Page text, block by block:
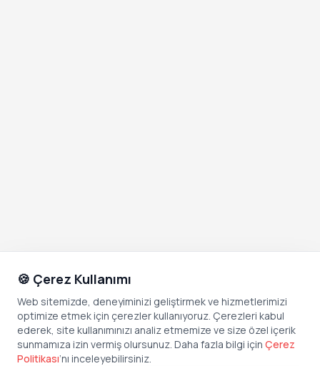
🍪 Çerez Kullanımı
Web sitemizde, deneyiminizi geliştirmek ve hizmetlerimizi
optimize etmek için çerezler kullanıyoruz. Çerezleri kabul
ederek, site kullanımınızı analiz etmemize ve size özel içerik
sunmamıza izin vermiş olursunuz. Daha fazla bilgi için Çerez
Politikası’nı inceleyebilirsiniz.